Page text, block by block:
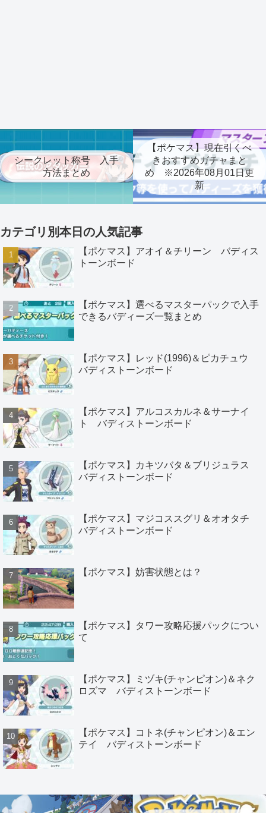
シークレット称号 入手
方法まとめ
【ポケマス】現在引くべ
きおすすめガチャまと
め ※2026年08月01日更
新
カテゴリ別本日の人気記事
【ポケマス】アオイ＆チリーン バディス
トーンボード
【ポケマス】選べるマスターパックで入手
できるバディーズ一覧まとめ
【ポケマス】レッド(1996)＆ピカチュウ
バディストーンボード
【ポケマス】アルコスカルネ＆サーナイ
ト バディストーンボード
【ポケマス】カキツバタ＆ブリジュラス
バディストーンボード
【ポケマス】マジコススグリ＆オオタチ
バディストーンボード
【ポケマス】妨害状態とは？
【ポケマス】タワー攻略応援パックについ
て
【ポケマス】ミヅキ(チャンピオン)＆ネク
ロズマ バディストーンボード
【ポケマス】コトネ(チャンピオン)＆エン
テイ バディストーンボード